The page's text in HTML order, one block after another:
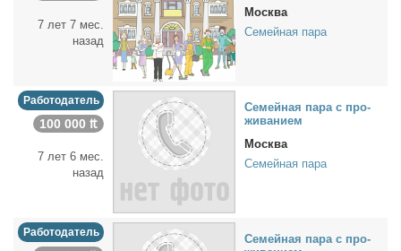
7 лет 7 мес.
назад
Москва
Семейная пара
Работодатель
100 000 ₶
7 лет 6 мес.
назад
Се­мей­ная па­ра с про­
жи­ва­ни­ем
Москва
Семейная пара
Работодатель
Се­мей­ная па­ра с про­